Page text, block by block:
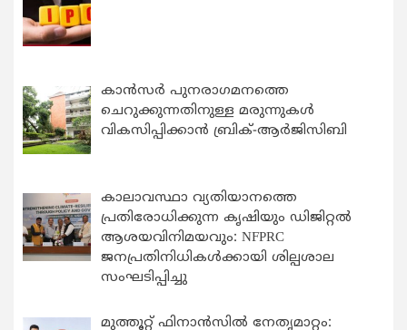
കാന്‍സര്‍ പുനരാഗമനത്തെ
ചെറുക്കുന്നതിനുള്ള മരുന്നുകള്‍
വികസിപ്പിക്കാന്‍ ബ്രിക്-ആര്‍ജിസിബി
കാലാവസ്ഥാ വ്യതിയാനത്തെ
പ്രതിരോധിക്കുന്ന കൃഷിയും ഡിജിറ്റൽ
ആശയവിനിമയവും: NFPRC
ജനപ്രതിനിധികൾക്കായി ശില്പശാല
സംഘടിപ്പിച്ചു
മുത്തൂറ്റ് ഫിനാൻസിൽ നേതൃമാറ്റം: